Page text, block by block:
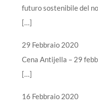
futuro sostenibile del
[…]
29 Febbraio 2020
Cena Antijella – 29
[…]
16 Febbraio 2020